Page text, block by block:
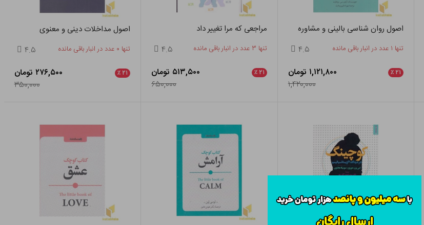
اصول روان شناسی بالینی و مشاوره
تنها ۱ عدد در انبار باقی مانده ۴.۵
۲۱ ٪
۱,۱۲۱,۸۰۰ تومان
۱,۴۲۰,۰۰۰
مراجعی که مرا تغییر داد
تنها ۳ عدد در انبار باقی مانده ۴.۵
۲۱ ٪
۵۱۳,۵۰۰ تومان
۶۵۰,۰۰۰
اصول مداخلات دینی و معنوی
تنها ۰ عدد در انبار باقی مانده ۴.۵
۲۱ ٪
۲۷۶,۵۰۰ تومان
۳۵۰,۰۰۰